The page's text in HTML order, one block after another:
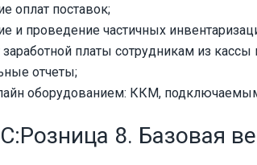
оплат поставок;
и проведение частичных
платы сотрудникам из кассы
отчеты;
оборудованием: ККМ,
8. Базовая